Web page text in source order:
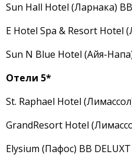
Sun Hall Hotel (Ларнака)
E Hotel Spa & Resort Hotel
Sun N Blue Hotel (Айя-
Отели 5*
St. Raphael Hotel
GrandResort Hotel
Elysium (Пафос) BB